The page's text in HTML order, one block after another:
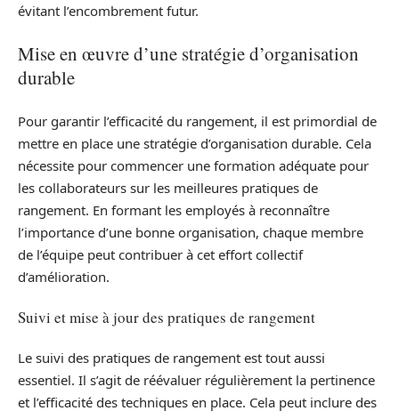
évitant l’encombrement futur.
Mise en œuvre d’une stratégie d’organisation
durable
Pour garantir l’efficacité du rangement, il est primordial de
mettre en place une stratégie d’organisation durable. Cela
nécessite pour commencer une formation adéquate pour
les collaborateurs sur les meilleures pratiques de
rangement. En formant les employés à reconnaître
l’importance d’une bonne organisation, chaque membre
de l’équipe peut contribuer à cet effort collectif
d’amélioration.
Suivi et mise à jour des pratiques de rangement
Le suivi des pratiques de rangement est tout aussi
essentiel. Il s’agit de réévaluer régulièrement la pertinence
et l’efficacité des techniques en place. Cela peut inclure des